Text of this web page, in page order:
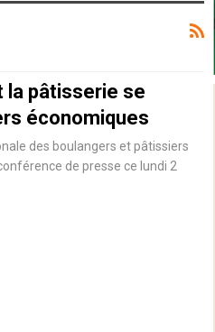
la pâtisserie se
économiques
des boulangers et pâtissiers
de presse ce lundi 2